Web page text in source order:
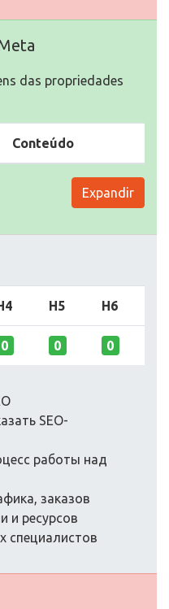
das propriedades
Conteúdo
Expandir
H5 H6
0 0 0
SEO-
работы над
заказов
и ресурсов
специалистов